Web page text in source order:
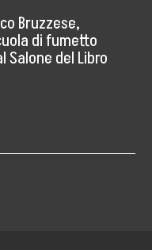
Bruzzese,
di fumetto
Salone del Libro